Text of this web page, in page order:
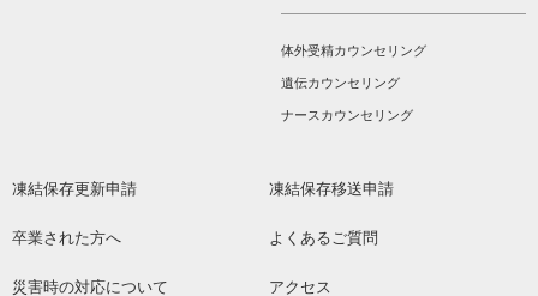
体外受精カウンセリング
遺伝カウンセリング
ナースカウンセリング
凍結保存更新申請 凍結保存移送申請
卒業された方へ よくあるご質問
災害時の対応について アクセス